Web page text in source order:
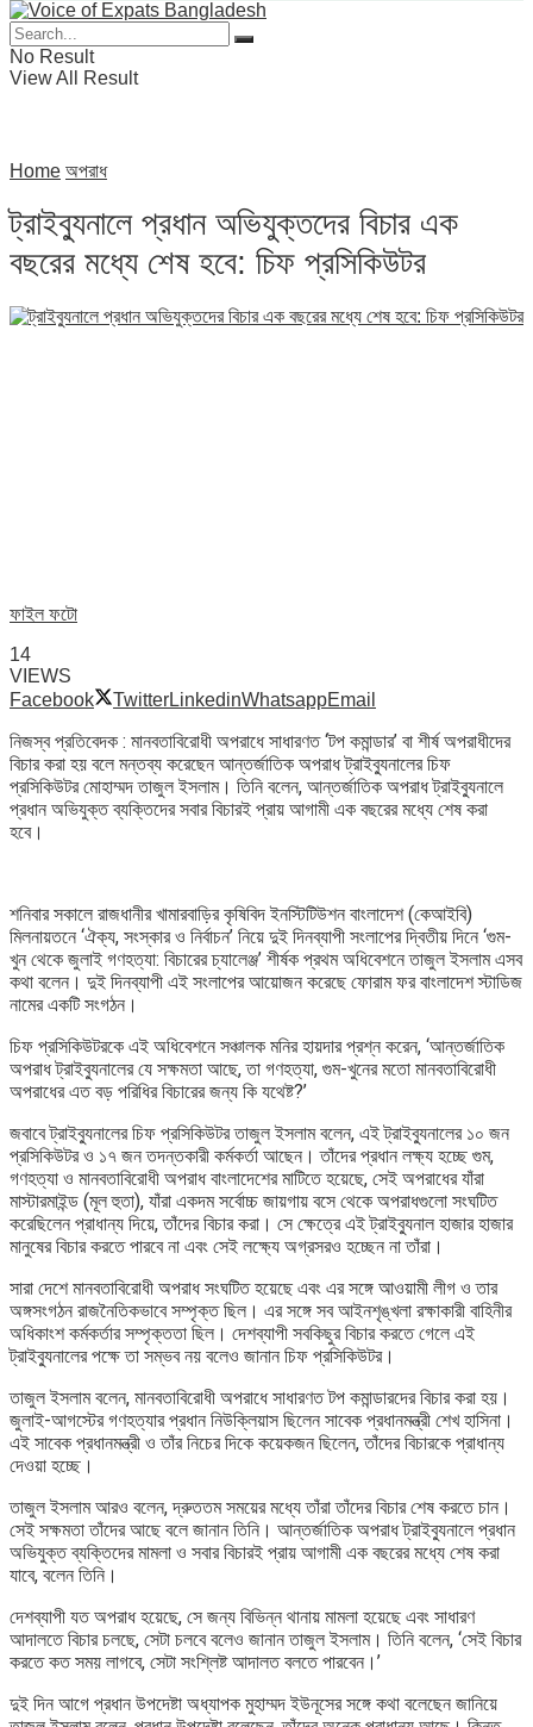
No Result
View All Result
Home অপরাধ
ট্রাইব্যুনালে প্রধান অভিযুক্তদের বিচার এক
বছরের মধ্যে শেষ হবে: চিফ প্রসিকিউটর
ফাইল ফটো
14
VIEWS
Facebook
TwitterLinkedinWhatsappEmail
নিজস্ব প্রতিবেদক : মানবতাবিরোধী অপরাধে সাধারণত ‘টপ কমান্ডার’ বা শীর্ষ অপরাধীদের
বিচার করা হয় বলে মন্তব্য করেছেন আন্তর্জাতিক অপরাধ ট্রাইব্যুনালের চিফ
প্রসিকিউটর মোহাম্মদ তাজুল ইসলাম। তিনি বলেন, আন্তর্জাতিক অপরাধ ট্রাইব্যুনালে
প্রধান অভিযুক্ত ব্যক্তিদের সবার বিচারই প্রায় আগামী এক বছরের মধ্যে শেষ করা
হবে।
শনিবার সকালে রাজধানীর খামারবাড়ির কৃষিবিদ ইনস্টিটিউশন বাংলাদেশ (কেআইবি)
মিলনায়তনে ‘ঐক্য, সংস্কার ও নির্বাচন’ নিয়ে দুই দিনব্যাপী সংলাপের দ্বিতীয় দিনে ‘গুম-
খুন থেকে জুলাই গণহত্যা: বিচারের চ্যালেঞ্জ’ শীর্ষক প্রথম অধিবেশনে তাজুল ইসলাম এসব
কথা বলেন। দুই দিনব্যাপী এই সংলাপের আয়োজন করেছে ফোরাম ফর বাংলাদেশ স্টাডিজ
নামের একটি সংগঠন।
চিফ প্রসিকিউটরকে এই অধিবেশনে সঞ্চালক মনির হায়দার প্রশ্ন করেন, ‘আন্তর্জাতিক
অপরাধ ট্রাইব্যুনালের যে সক্ষমতা আছে, তা গণহত্যা, গুম-খুনের মতো মানবতাবিরোধী
অপরাধের এত বড় পরিধির বিচারের জন্য কি যথেষ্ট?’
জবাবে ট্রাইব্যুনালের চিফ প্রসিকিউটর তাজুল ইসলাম বলেন, এই ট্রাইব্যুনালের ১০ জন
প্রসিকিউটর ও ১৭ জন তদন্তকারী কর্মকর্তা আছেন। তাঁদের প্রধান লক্ষ্য হচ্ছে গুম,
গণহত্যা ও মানবতাবিরোধী অপরাধ বাংলাদেশের মাটিতে হয়েছে, সেই অপরাধের যাঁরা
মাস্টারমাইন্ড (মূল হুতা), যাঁরা একদম সর্বোচ্চ জায়গায় বসে থেকে অপরাধগুলো সংঘটিত
করেছিলেন প্রাধান্য দিয়ে, তাঁদের বিচার করা। সে ক্ষেত্রে এই ট্রাইব্যুনাল হাজার হাজার
মানুষের বিচার করতে পারবে না এবং সেই লক্ষ্যে অগ্রসরও হচ্ছেন না তাঁরা।
সারা দেশে মানবতাবিরোধী অপরাধ সংঘটিত হয়েছে এবং এর সঙ্গে আওয়ামী লীগ ও তার
অঙ্গসংগঠন রাজনৈতিকভাবে সম্পৃক্ত ছিল। এর সঙ্গে সব আইনশৃঙ্খলা রক্ষাকারী বাহিনীর
অধিকাংশ কর্মকর্তার সম্পৃক্ততা ছিল। দেশব্যাপী সবকিছুর বিচার করতে গেলে এই
ট্রাইব্যুনালের পক্ষে তা সম্ভব নয় বলেও জানান চিফ প্রসিকিউটর।
তাজুল ইসলাম বলেন, মানবতাবিরোধী অপরাধে সাধারণত টপ কমান্ডারদের বিচার করা হয়।
জুলাই-আগস্টের গণহত্যার প্রধান নিউক্লিয়াস ছিলেন সাবেক প্রধানমন্ত্রী শেখ হাসিনা।
এই সাবেক প্রধানমন্ত্রী ও তাঁর নিচের দিকে কয়েকজন ছিলেন, তাঁদের বিচারকে প্রাধান্য
দেওয়া হচ্ছে।
তাজুল ইসলাম আরও বলেন, দ্রুততম সময়ের মধ্যে তাঁরা তাঁদের বিচার শেষ করতে চান।
সেই সক্ষমতা তাঁদের আছে বলে জানান তিনি। আন্তর্জাতিক অপরাধ ট্রাইব্যুনালে প্রধান
অভিযুক্ত ব্যক্তিদের মামলা ও সবার বিচারই প্রায় আগামী এক বছরের মধ্যে শেষ করা
যাবে, বলেন তিনি।
দেশব্যাপী যত অপরাধ হয়েছে, সে জন্য বিভিন্ন থানায় মামলা হয়েছে এবং সাধারণ
আদালতে বিচার চলছে, সেটা চলবে বলেও জানান তাজুল ইসলাম। তিনি বলেন, ‘সেই বিচার
করতে কত সময় লাগবে, সেটা সংশ্লিষ্ট আদালত বলতে পারবেন।’
দুই দিন আগে প্রধান উপদেষ্টা অধ্যাপক মুহাম্মদ ইউনূসের সঙ্গে কথা বলেছেন জানিয়ে